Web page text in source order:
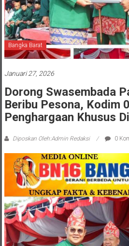
Bangka Barat
Januari 27, 2026
Dorong Swasembada
Beribu Pesona, Kodim
Penghargaan Khusus
Diposkan Oleh:Admin Redaksi 0